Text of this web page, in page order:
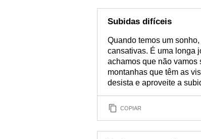
Subidas difíceis
Quando temos um
cansativas. É uma longa
achamos que não vamos
montanhas que têm as
desista e aproveite a
COPIAR